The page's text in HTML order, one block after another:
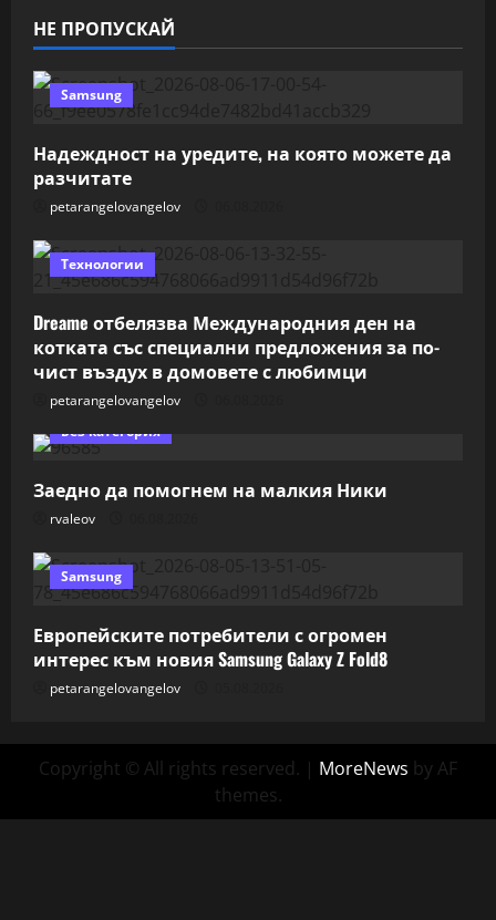
НЕ ПРОПУСКАЙ
Samsung
Надеждност на уредите, на която можете да
разчитате
petarangelovangelov
Технологии
Dreame отбелязва Международния ден на
котката със специални предложения за по-
чист въздух в домовете с любимци
petarangelovangelov
Без категория
Заедно да помогнем на малкия Ники
rvaleov
Samsung
Европейските потребители с огромен
интерес към новия Samsung Galaxy Z Fold8
petarangelovangelov
Copyright © All rights reserved. | MoreNews by AF
themes.